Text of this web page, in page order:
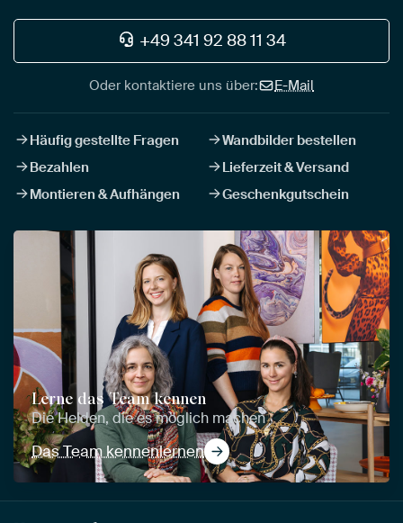
+49 341 92 88 11 34
Oder kontaktiere uns über: E-Mail
Häufig gestellte Fragen
Wandbilder bestellen
Bezahlen
Lieferzeit & Versand
Montieren & Aufhängen
Geschenkgutschein
Lerne das Team kennen
Die Helden, die es möglich machen
Das Team kennenlernen